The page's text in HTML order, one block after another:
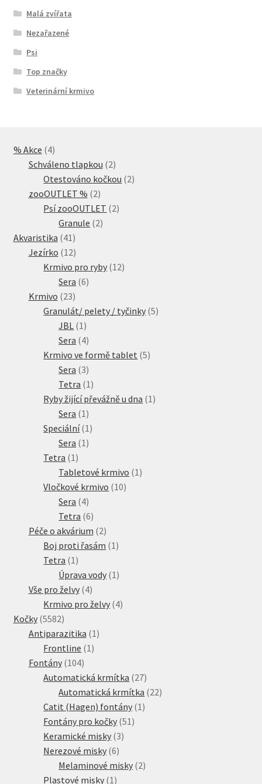
Malá zvířata
Nezařazené
Psi
Top značky
Veterinární krmivo
% Akce 44
produkty
Schváleno tlapkou 22
produkty
Otestováno kočkou 22
zooOUTLET % 22
produkty
Psí zooOUTLET 22
Granule 22
Akvaristika 41 41
produktů
Jezírko 1212
produktů
Krmivo pro ryby 1212
Sera 66
Krmivo 2323
produktů
Granulát/ pelety / tyčinky 55
JBL 1 1
produkt
Sera 44
produkty
Krmivo ve formě tablet 55
Sera 33
produkty
Tetra 1 1
produkt
Ryby žijící převážně u dna 1 1
Sera 1 1
produkt
Speciální 1 1
Sera 1 1
Tetra 1 1
produkt
Tabletové krmivo 1 1
Vločkové krmivo 1010
Sera 44
produkty
Tetra 66
produktů
Péče o akvárium 22
produkty
Boj proti řasám 1 1
Tetra 1 1
produkt
Úprava vody 1 1
Vše pro želvy 44
produkty
Krmivo pro želvy 44
Kočky 55825582
produktů
Antiparazitika 1 1
Frontline 1 1
Fontány 104104
produktů
Automatická krmítka 2727
produktů
Automatická krmítka 2222
Catit (Hagen) fontány 1 1
Fontány pro kočky 51 51
Keramické misky 33
Nerezové misky 66
produktů
Melaminové misky 22
Plastové misky 1 1